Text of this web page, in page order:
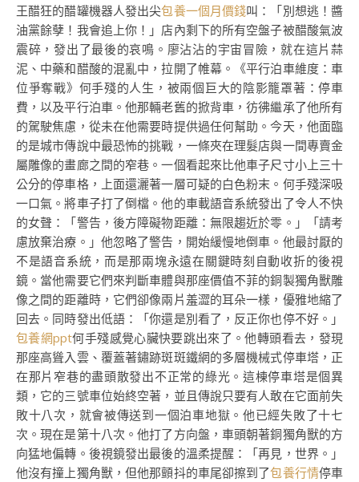
王醋狂的醋罐機器人發出尖包養一個月價錢叫：「別想逃！醬
油黨餘孽！我會追上你！」店內剩下的所有空盤子被醋酸氣波
震碎，發出了最後的哀鳴。廖沾沾的宇宙冒險，就在這片蒜
泥、中藥和醋酸的混亂中，拉開了帷幕。《平行泊車維度：車
位爭奪戰》何手殘的人生，被兩個巨大的陰影籠罩著：停車
費，以及平行泊車。他那輛老舊的掀背車，彷彿繼承了他所有
的駕駛焦慮，從未在他需要時提供過任何幫助。今天，他面臨
的是城市傳說中最恐怖的挑戰，一條夾在理髮店與一間專賣金
屬雕像的畫廊之間的窄巷。一個看起來比他車子尺寸小上三十
公分的停車格，上面還灑著一層可疑的白色粉末。何手殘深吸
一口氣。將車子打了倒檔。他的車載語音系統發出了令人不快
的女聲：「警告，後方障礙物距離：無限趨近於零。」「請考
慮放棄治療。」他忽略了警告，開始緩慢地倒車。他最討厭的
不是語音系統，而是那兩塊永遠在關鍵時刻自動收折的後視
鏡。當他需要它們來判斷車體與那座價值不菲的銅製獨角獸雕
像之間的距離時，它們卻像兩片羞澀的耳朵一樣，優雅地縮了
回去。同時發出低語：「你還是別看了，反正你也停不好。」
包養網ppt何手殘感覺心臟快要跳出來了。他轉頭看去，發現
那座高聳入雲、覆蓋著鏽跡斑斑鐵網的多層機械式停車塔，正
在那片窄巷的盡頭散發出不正常的綠光。這棟停車塔是個異
類，它的三號車位始終空著，並且傳說只要有人敢在它面前失
敗十八次，就會被傳送到一個泊車地獄。他已經失敗了十七
次。現在是第十八次。他打了方向盤，車頭朝著銅獨角獸的方
向猛地偏轉。後視鏡發出最後的溫柔提醒：「再見，世界。」
他沒有撞上獨角獸，但他那顫抖的車尾卻擦到了包養行情停車